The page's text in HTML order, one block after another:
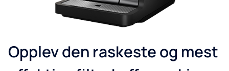
Opplev den raskeste og mest